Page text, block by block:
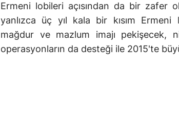
Ermeni lobileri açısından da bir zafer
yanlızca üç yıl kala bir kısım
mağdur ve mazlum imajı pekişecek,
operasyonların da desteği ile 2015'te